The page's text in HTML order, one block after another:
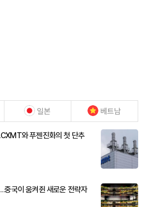
일본 베트남
와 푸젠진화의 첫 단추
중국이 움켜쥔 새로운 전략자